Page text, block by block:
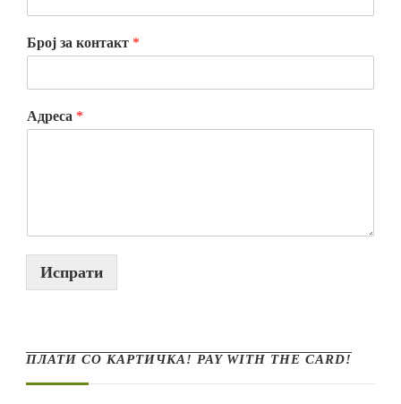
Број за контакт *
Адреса *
Испрати
ПЛАТИ СО КАРТИЧКА! PAY WITH THE CARD!